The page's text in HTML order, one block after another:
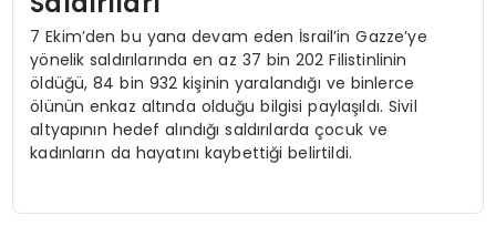
7 Ekim’den bu yana devam eden İsrail’in Gazze’ye
yönelik saldırılarında en az 37 bin 202 Filistinlinin
öldüğü, 84 bin 932 kişinin yaralandığı ve binlerce
ölünün enkaz altında olduğu bilgisi paylaşıldı. Sivil
altyapının hedef alındığı saldırılarda çocuk ve
kadınların da hayatını kaybettiği belirtildi.